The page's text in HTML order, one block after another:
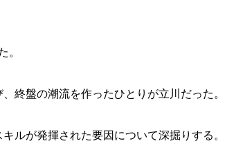
。
終盤の潮流を作ったひとりが立川だった。
ルが発揮された要因について深掘りする。